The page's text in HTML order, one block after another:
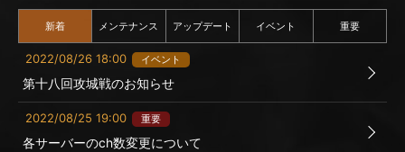
新着 メンテナンス アップデート イベント 重要
2022/08/26 18:00 イベント
第十八回攻城戦のお知らせ
2022/08/25 19:00 重要
各サーバーのch数変更について